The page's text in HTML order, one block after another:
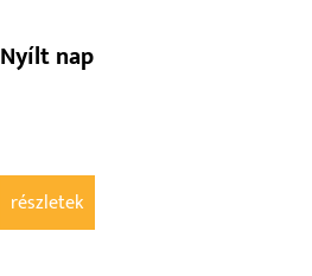
Nyílt nap
részletek